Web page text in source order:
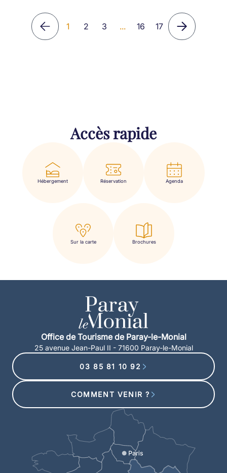
1 2 3 ... 16 17
Accès rapide
Hébergement Réservation Agenda
Sur la carte Brochures
Office de Tourisme de Paray-le-Monial
25 avenue Jean-Paul II - 71600 Paray-le-Monial
03 85 81 10 92
COMMENT VENIR ?